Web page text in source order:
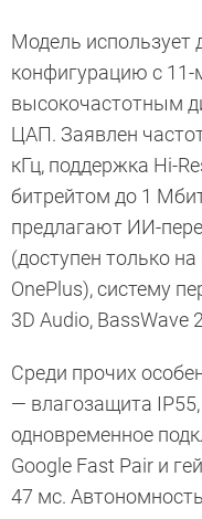
Модель использует
конфигурацию с
высокочастотным
ЦАП. Заявлен
кГц, поддержка Hi-
битрейтом до 1
предлагают ИИ-
(доступен только
OnePlus), систему
3D Audio, BassWave
Среди прочих
— влагозащита
одновременное
Google Fast Pair и
47 мс.